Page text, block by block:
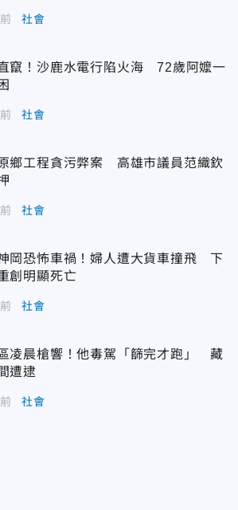
社會
竄！沙鹿水電行陷火海 72歲阿嬤一
社會
鄉工程貪污弊案 高雄市議員范織欽
社會
岡恐怖車禍！婦人遭大貨車撞飛 下
創明顯死亡
社會
凌晨槍響！他毒駕「篩完才跑」 藏
遭逮
社會